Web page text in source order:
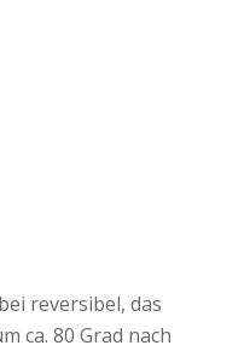
reversibel, das
ca. 80 Grad nach